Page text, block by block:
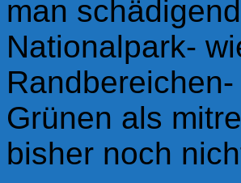
man
Nationalpark-
Grünen als
bisher noch